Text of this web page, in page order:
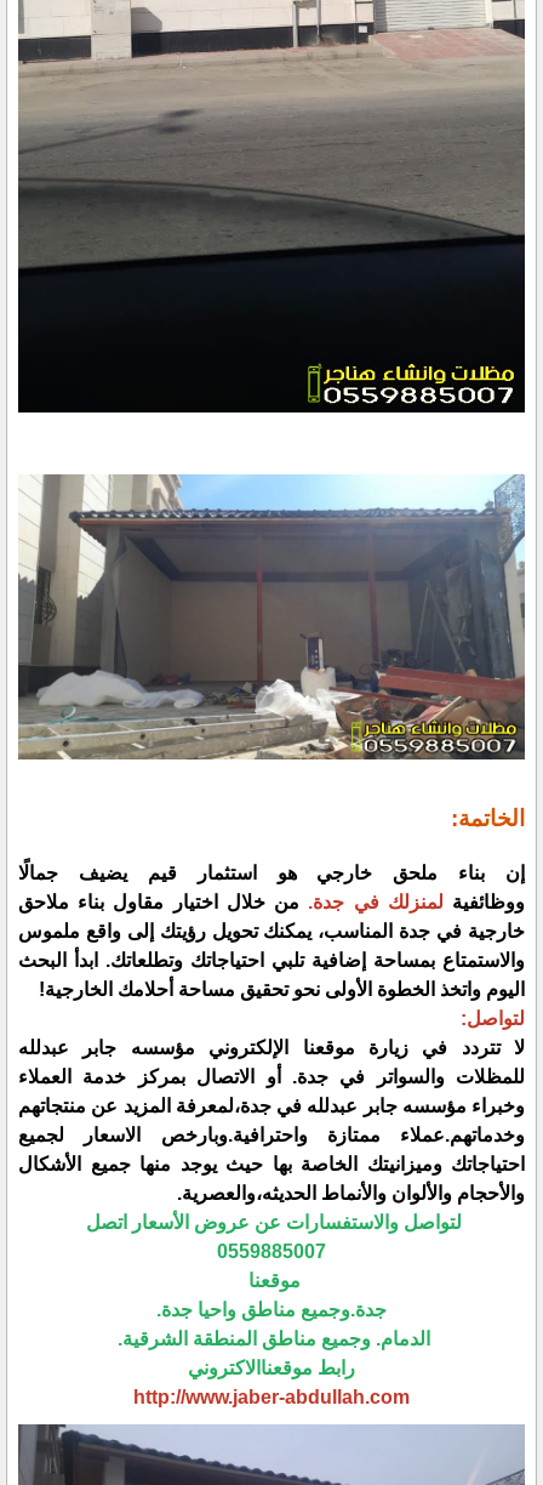
الخاتمة:
إن بناء ملحق خارجي هو استثمار قيم يضيف جمالًا
ووظائفية لمنزلك في جدة. من خلال اختيار مقاول بناء ملاحق
خارجية في جدة المناسب، يمكنك تحويل رؤيتك إلى واقع ملموس
والاستمتاع بمساحة إضافية تلبي احتياجاتك وتطلعاتك. ابدأ البحث
اليوم واتخذ الخطوة الأولى نحو تحقيق مساحة أحلامك الخارجية!
لتواصل:
لا تتردد في زيارة موقعنا الإلكتروني مؤسسه جابر عبدلله
للمظلات والسواتر في جدة. أو الاتصال بمركز خدمة العملاء
وخبراء مؤسسه جابر عبدلله في جدة،لمعرفة المزيد عن منتجاتهم
وخدماتهم.عملاء ممتازة واحترافية.وبارخص الاسعار لجميع
احتياجاتك وميزانيتك الخاصة بها حيث يوجد منها جميع الأشكال
والأحجام والألوان والأنماط الحديثه،والعصرية.
لتواصل والاستفسارات عن عروض الأسعار اتصل
0559885007
موقعنا
جدة.وجميع مناطق واحيا جدة.
الدمام. وجميع مناطق المنطقة الشرقية.
رابط موقعناالاكتروني
http://www.jaber-abdullah.com